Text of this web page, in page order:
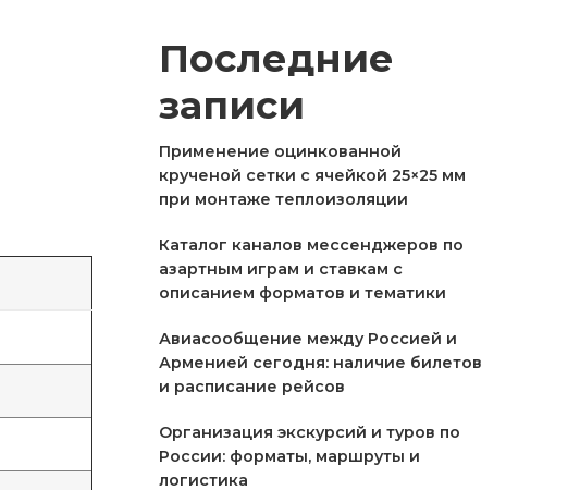
Последние
записи
Применение оцинкованной
крученой сетки с ячейкой 25×25 мм
при монтаже теплоизоляции
Каталог каналов мессенджеров по
азартным играм и ставкам с
описанием форматов и тематики
Авиасообщение между Россией и
Арменией сегодня: наличие билетов
и расписание рейсов
Организация экскурсий и туров по
России: форматы, маршруты и
логистика